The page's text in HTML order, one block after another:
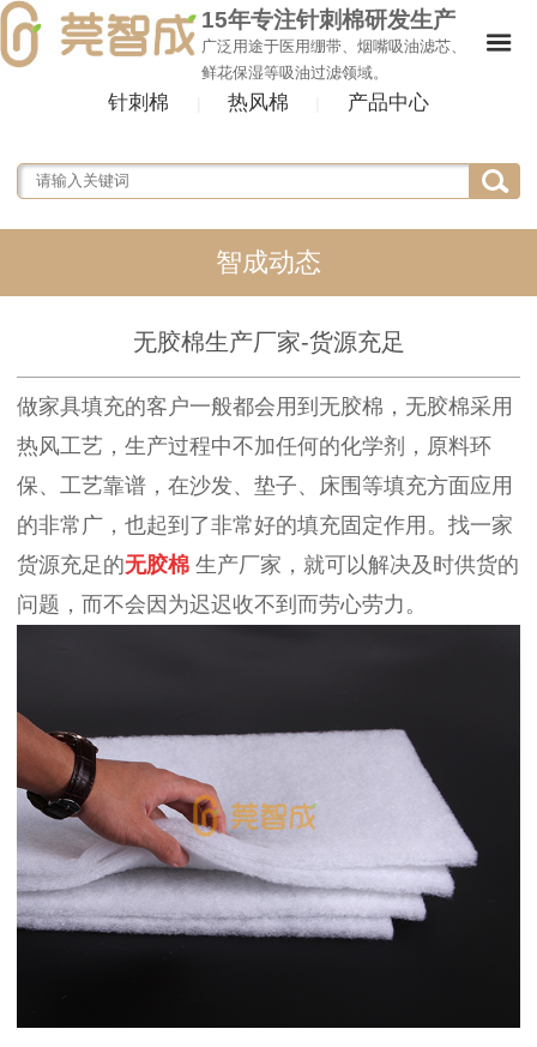
15年专注针刺棉研发生产
广泛用途于医用绷带、烟嘴吸油滤芯、
鲜花保湿等吸油过滤领域。
针刺棉 热风棉 产品中心
智成动态
无胶棉生产厂家-货源充足
做家具填充的客户一般都会用到无胶棉，无胶棉采用
热风工艺，生产过程中不加任何的化学剂，原料环
保、工艺靠谱，在沙发、垫子、床围等填充方面应用
的非常广，也起到了非常好的填充固定作用。找一家
货源充足的无胶棉 生产厂家，就可以解决及时供货的
问题，而不会因为迟迟收不到而劳心劳力。